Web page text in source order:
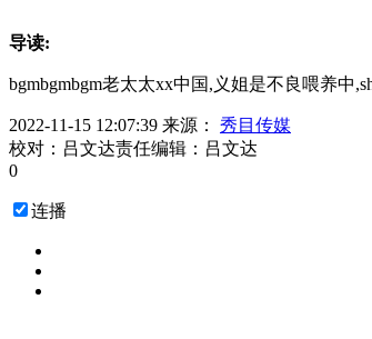
导读:
bgmbgmbgm老太太xx中国,义姐是不良喂养中
2022-11-15 12:07:39 来源： 秀目传媒
校对：吕文达责任编辑：吕文达
0
连播